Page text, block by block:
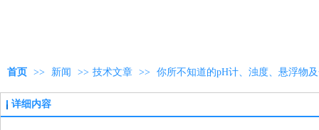
首页 >> 新闻 >> 技术文章 >> 你所不知道的pH计、浊度、悬浮物
详细内容